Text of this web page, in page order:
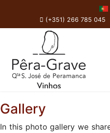
(+351) 266 785 045
Gallery
In this photo gallery we